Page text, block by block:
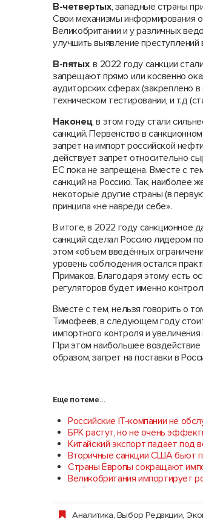
В-четвертых, западные страны
Свои механизмы информирования о
Великобритании и у различных
улучшить выявление
В-пятых, в 2022 году санкции
запрещают прямо или косвенно
аудиторских сферах (закреплено в
техническом тестировании, и т.д
Наконец, в этом году стали
санкций. Первенство в
запрет на импорт российской
действует запрет относительно
ЕС пока не запрещена. Вместе с
санкций на Россию. Так, наиболее
некоторые другие страны (в
принципа «не навреди себе».
В итоге, в 2022 году санкционное
санкций сделал Россию лидером
этом «объем введённых
уровень соблюдения остался
Примаков. Благодаря этому есть
регуляторов будет именно
Вместе с тем, нельзя говорить о
Тимофеев, в следующем году
импортного контроля и
При этом наибольшее
образом, запрет на поставки в
Еще по теме...
Российские IT-компании не
БРК растут, но не очень
Китайский экспорт падает под
Вторичные санкции США бьют
Страны Европы сокращают
Великобритания импортирует
Аналитика, Выбор Редакции,